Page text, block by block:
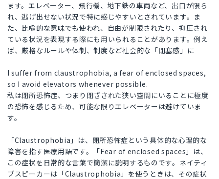
ます。エレベーター、飛行機、地下鉄の車両など、出口が限ら
れ、逃げ出せない状況で特に感じやすいとされています。ま
た、比喩的な意味でも使われ、自由が制限されたり、抑圧され
ている状況を表現する際にも用いられることがあります。例え
ば、厳格なルールや体制、制度など社会的な「閉塞感」に
I suffer from claustrophobia, a fear of enclosed spaces,
so I avoid elevators whenever possible.
私は閉所恐怖症、つまり閉ざされた狭い空間にいることに極度
の恐怖を感じるため、可能な限りエレベーターは避けていま
す。
「Claustrophobia」は、閉所恐怖症という具体的な心理的な
障害を指す医療用語です。「Fear of enclosed spaces」は、
この症状を日常的な言葉で簡潔に説明するものです。ネイティ
ブスピーカーは「Claustrophobia」を使うときは、その症状